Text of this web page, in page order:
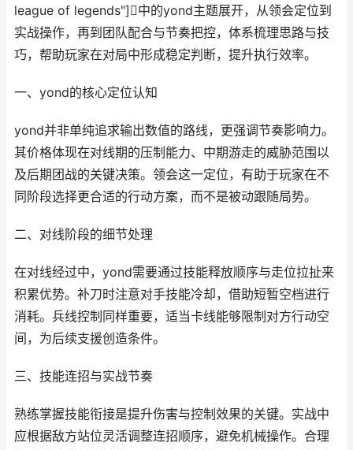
league of legends"]中的yond主题展开，从领会定位到
实战操作，再到团队配合与节奏把控，体系梳理思路与技
巧，帮助玩家在对局中形成稳定判断，提升执行效率。
一、yond的核心定位认知
yond并非单纯追求输出数值的路线，更强调节奏影响力。
其价格体现在对线期的压制能力、中期游走的威胁范围以
及后期团战的关键决策。领会这一定位，有助于玩家在不
同阶段选择更合适的行动方案，而不是被动跟随局势。
二、对线阶段的细节处理
在对线经过中，yond需要通过技能释放顺序与走位拉扯来
积累优势。补刀时注意对手技能冷却，借助短暂空档进行
消耗。兵线控制同样重要，适当卡线能够限制对方行动空
间，为后续支援创造条件。
三、技能连招与实战节奏
熟练掌握技能衔接是提升伤害与控制效果的关键。实战中
应根据敌方站位灵活调整连招顺序，避免机械操作。合理